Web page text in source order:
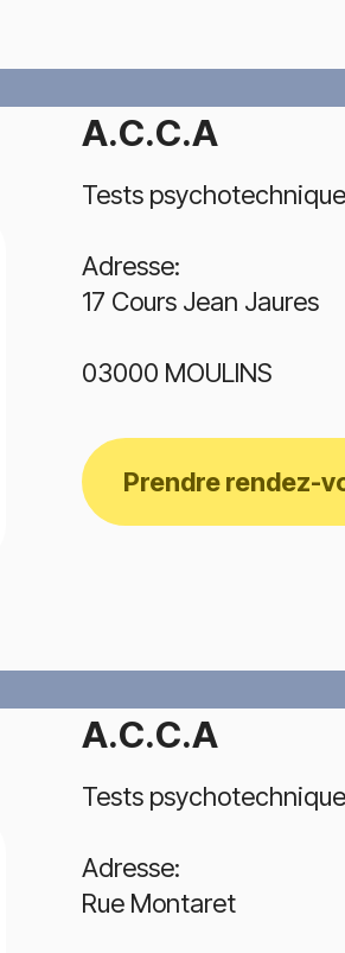
A.C.C.A
Tests
Adresse:
17 Cours Jean Jaures
03000 MOULINS
Prendre rendez-
A.C.C.A
Tests
Adresse:
Rue Montaret